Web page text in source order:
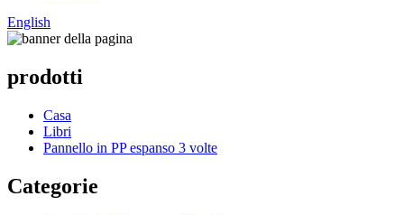
English
prodotti
Casa
Libri
Pannello in PP espanso 3 volte
Categorie